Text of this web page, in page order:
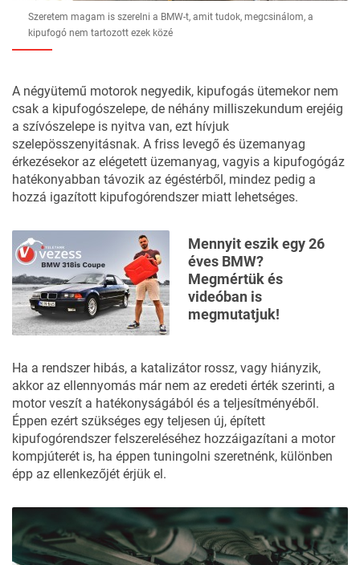
Szeretem magam is szerelni a BMW-t, amit tudok, megcsinálom, a
kipufogó nem tartozott ezek közé
A négyütemű motorok negyedik, kipufogás ütemekor nem
csak a kipufogószelepe, de néhány milliszekundum erejéig
a szívószelepe is nyitva van, ezt hívjuk
szelepösszenyitásnak. A friss levegő és üzemanyag
érkezésekor az elégetett üzemanyag, vagyis a kipufogógáz
hatékonyabban távozik az égéstérből, mindez pedig a
hozzá igazított kipufogórendszer miatt lehetséges.
Mennyit eszik egy 26
éves BMW?
Megmértük és
videóban is
megmutatjuk!
Ha a rendszer hibás, a katalizátor rossz, vagy hiányzik,
akkor az ellennyomás már nem az eredeti érték szerinti, a
motor veszít a hatékonyságából és a teljesítményéből.
Éppen ezért szükséges egy teljesen új, épített
kipufogórendszer felszereléséhez hozzáigazítani a motor
kompjúterét is, ha éppen tuningolni szeretnénk, különben
épp az ellenkezőjét érjük el.